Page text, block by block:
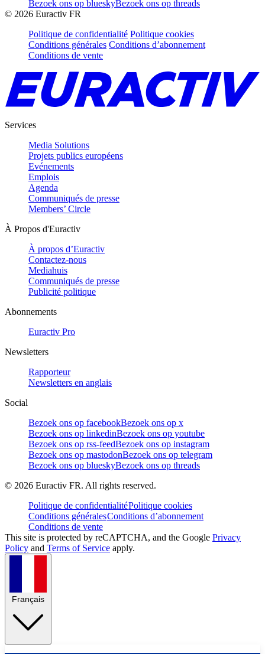
Bezoek ons op blueskyBezoek ons op threads
© 2026 Euractiv FR
Politique de confidentialité Politique cookies
Conditions générales Conditions d’abonnement
Conditions de vente
Services
Media Solutions
Projets publics européens
Evénements
Emplois
Agenda
Communiqués de presse
Members’ Circle
À Propos d'Euractiv
À propos d’Euractiv
Contactez-nous
Mediahuis
Communiqués de presse
Publicité politique
Abonnements
Euractiv Pro
Newsletters
Rapporteur
Newsletters en anglais
Social
Bezoek ons op facebookBezoek ons op x
Bezoek ons op linkedinBezoek ons op youtube
Bezoek ons op rss-feedBezoek ons op instagram
Bezoek ons op mastodonBezoek ons op telegram
Bezoek ons op blueskyBezoek ons op threads
© 2026 Euractiv FR. All rights reserved.
Politique de confidentialitéPolitique cookies
Conditions généralesConditions d’abonnement
Conditions de vente
This site is protected by reCAPTCHA, and the Google Privacy
Policy and Terms of Service apply.
Français